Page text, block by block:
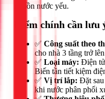
nguồn nước yếu.
Điểm chính cần lưu
✅ Công suất theo
cho nhà 3 tầng trở
✅ Loại máy: Điện
Biến tần tiết kiệm
✅ Vị trí lắp: Đặt
khi nước phân phối